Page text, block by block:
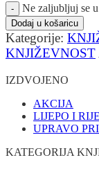
Ne zaljubljuj se
Dodaj u košaricu
Kategorije:
KNJIŽEVNOST
IZDVOJENO
AKCIJA
LIJEPO I
UPRAVO
KATEGORIJA